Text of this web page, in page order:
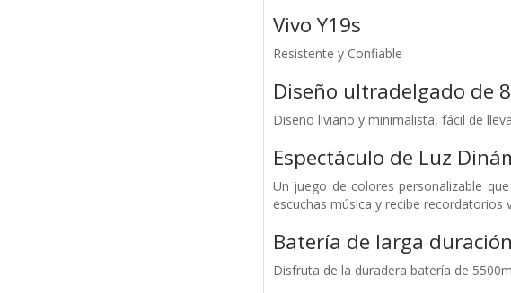
Vivo Y19s
Resistente y Confiable
Diseño ultradelgado de
Diseño liviano y minimalista, fácil de
Espectáculo de Luz
Un juego de colores personalizable
escuchas música y recibe recordatorios
Batería de larga
Disfruta de la duradera batería de